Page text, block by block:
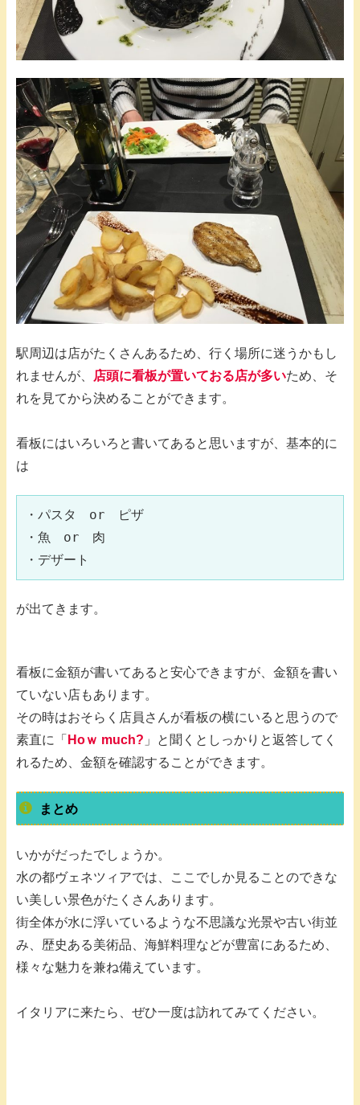
駅周辺は店がたくさんあるため、行く場所に迷うかもし
れませんが、
店頭に看板が置いておる店が多いため、そ
れを見てから決めることができます。
看板にはいろいろと書いてあると思いますが、基本的に
は
・パスタ　or　ピザ
・魚　or　肉
・デザート
が出てきます。
看板に金額が書いてあると安心できますが、金額を書い
ていない店もあります。
その時はおそらく店員さんが看板の横にいると思うので
素直に「 Hoｗ much? 」と聞くとしっかりと返答してく
れるため、金額を確認することができます。
まとめ
いかがだったでしょうか。
水の都ヴェネツィアでは、ここでしか見ることのできな
い美しい景色がたくさんあります。
街全体が水に浮いているような不思議な光景や古い街並
み、歴史ある美術品、海鮮料理などが豊富にあるため、
様々な魅力を兼ね備えています。
イタリアに来たら、ぜひ一度は訪れてみてください。